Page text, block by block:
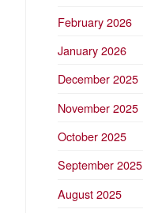
February 2026
January 2026
December 2025
November 2025
October 2025
September 2025
August 2025